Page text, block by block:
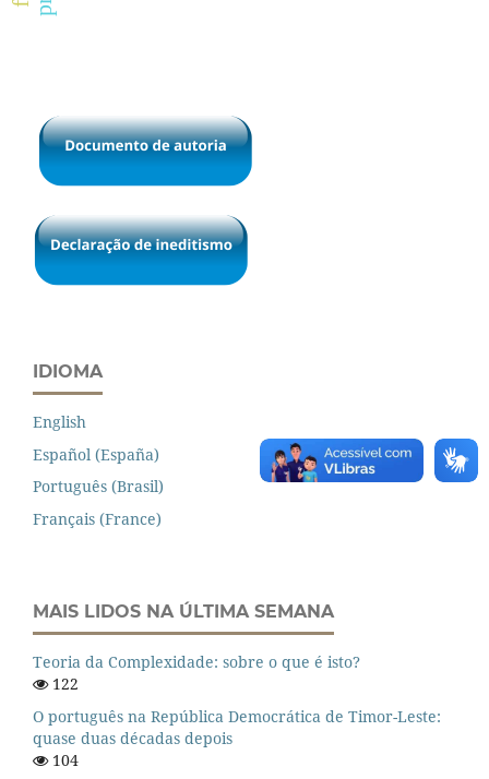
IDIOMA
English
Español (España)
Português (Brasil)
Français (France)
MAIS LIDOS NA ÚLTIMA SEMANA
Teoria da Complexidade: sobre o que é isto?
122
O português na República Democrática de Timor-Leste:
quase duas décadas depois
104